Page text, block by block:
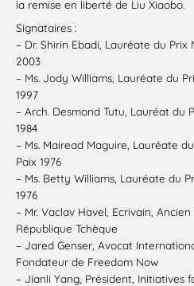
la remise en liberté de Liu Xiaobo.
Signataires :
– Dr. Shirin Ebadi, Lauréate du Prix
2003
– Ms. Jody Williams, Lauréate du
1997
– Arch. Desmond Tutu, Lauréat du
1984
– Ms. Mairead Maguire, Lauréate
Paix 1976
– Ms. Betty Williams, Lauréate du
1976
– Mr. Vaclav Havel, Ecrivain,
République Tchèque
– Jared Genser, Avocat
Fondateur de Freedom Now
– Jianli Yang, Président, Initiatives